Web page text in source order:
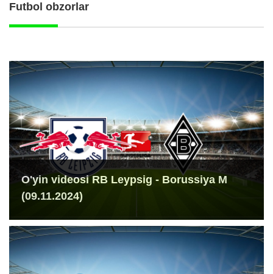
Futbol obzorlar
O'yin videosi RB Leypsig - Borussiya M
(09.11.2024)